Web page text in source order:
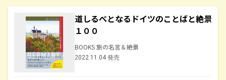
道しるべとなるドイツのことばと絶景
１００
BOOKS 旅の名言＆絶景
2022.11.04 発売